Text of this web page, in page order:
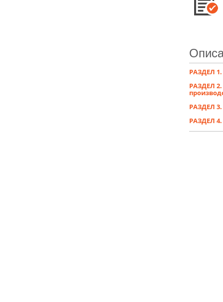
РАЗДЕЛ
РАЗДЕЛ
РАЗДЕЛ
РАЗДЕЛ